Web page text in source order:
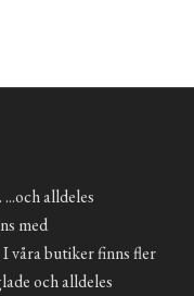
alldeles
med
våra butiker finns fler
och alldeles